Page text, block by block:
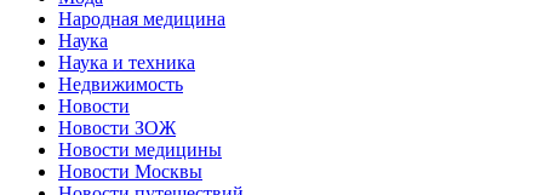
Народная медицина
Наука
Наука и техника
Недвижимость
Новости
Новости ЗОЖ
Новости медицины
Новости Москвы